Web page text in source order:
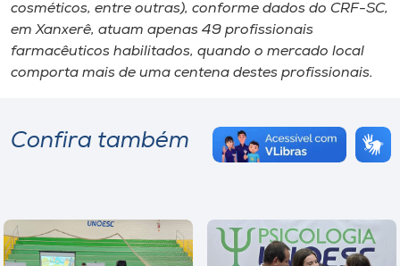
cosméticos, entre outras), conforme dados do CRF-SC,
em Xanxerê, atuam apenas 49 profissionais
farmacêuticos habilitados, quando o mercado local
comporta mais de uma centena destes profissionais.
Confira também